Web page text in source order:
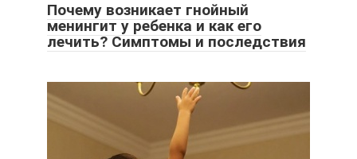
Почему возникает гнойный
менингит у ребенка и как его
лечить? Симптомы и последствия